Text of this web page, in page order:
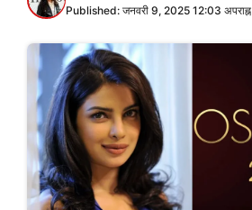
Published: जनवरी 9, 2025 12:03 अपराह्न